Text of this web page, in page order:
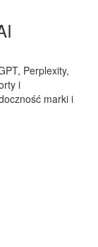
Perplexity,
i
marki i